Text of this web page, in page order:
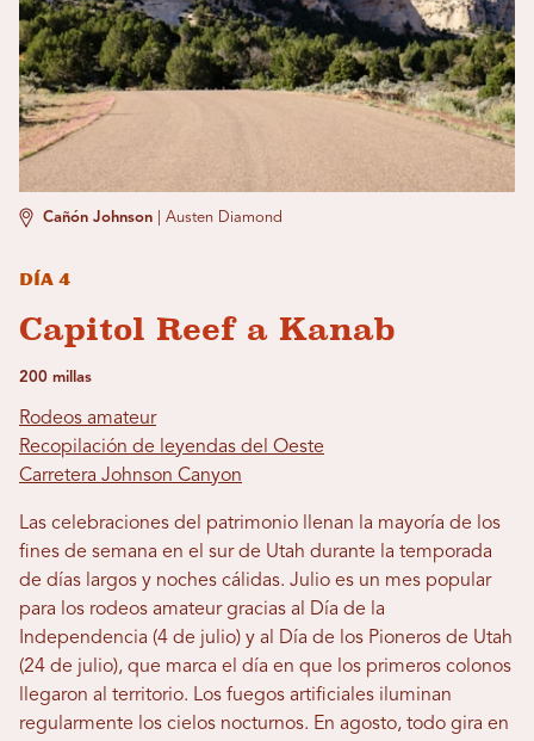
Cañón Johnson Austen Diamond
Día 4
Capitol Reef a Kanab
200 millas
Rodeos amateur
Recopilación de leyendas del Oeste
Carretera Johnson Canyon
Las celebraciones del patrimonio llenan la mayoría de los
fines de semana en el sur de Utah durante la temporada
de días largos y noches cálidas. Julio es un mes popular
para los rodeos amateur gracias al Día de la
Independencia (4 de julio) y al Día de los Pioneros de Utah
(24 de julio), que marca el día en que los primeros colonos
llegaron al territorio. Los fuegos artificiales iluminan
regularmente los cielos nocturnos. En agosto, todo gira en